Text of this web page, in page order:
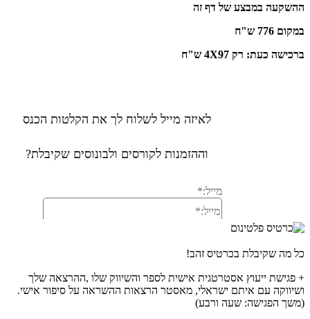
ההשקעה במבצע של דף זה
במקום 776 ש"ח
ברכישה כעת: רק 4X97 ש"ח
כל מה שקיבלת בכרטיס זהב!
+ פגישת ייעוץ אסטרטגית אישית לספר והשיווק שלו ,ההרצאה שלך
ושיווקה עם איתם ישראלי, מאסטר הרצאות ההשראה על סיפור אישי.
(משך הפגישה: שעה ורבע)